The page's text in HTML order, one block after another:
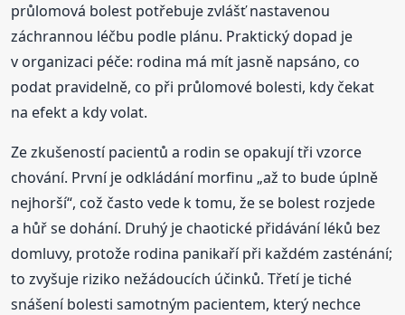
průlomová bolest potřebuje zvlášť nastavenou
záchrannou léčbu podle plánu. Praktický dopad je
v organizaci péče: rodina má mít jasně napsáno, co
podat pravidelně, co při průlomové bolesti, kdy čekat
na efekt a kdy volat.
Ze zkušeností pacientů a rodin se opakují tři vzorce
chování. První je odkládání morfinu „až to bude úplně
nejhorší“, což často vede k tomu, že se bolest rozjede
a hůř se dohání. Druhý je chaotické přidávání léků bez
domluvy, protože rodina panikaří při každém zasténání;
to zvyšuje riziko nežádoucích účinků. Třetí je tiché
snášení bolesti samotným pacientem, který nechce